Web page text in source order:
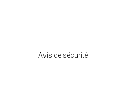
Avis de sécurité